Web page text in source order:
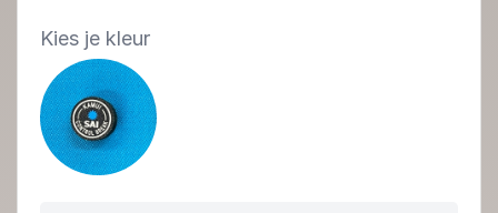
Kies je kleur